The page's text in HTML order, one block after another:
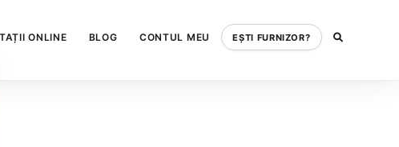
ONLINE BLOG CONTUL MEU EȘTI FURNIZOR?